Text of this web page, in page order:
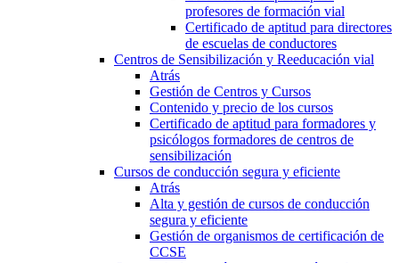
profesores de formación vial
Certificado de aptitud para directores
de escuelas de conductores
Centros de Sensibilización y Reeducación vial
Atrás
Gestión de Centros y Cursos
Contenido y precio de los cursos
Certificado de aptitud para formadores y
psicólogos formadores de centros de
sensibilización
Cursos de conducción segura y eficiente
Atrás
Alta y gestión de cursos de conducción
segura y eficiente
Gestión de organismos de certificación de
CCSE